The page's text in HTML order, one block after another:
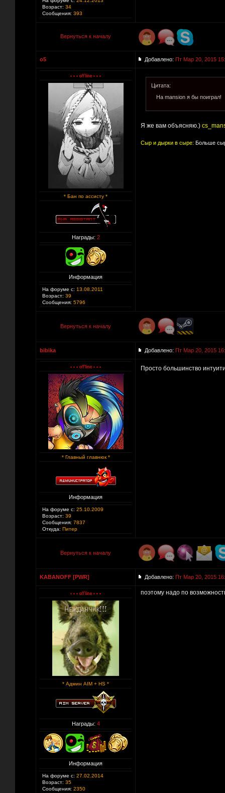
Возраст: 34
Сообщения: 393
Вернуться к началу
o5 Добавлено: Пт Мар 20, 2015
* Бан по ассисту *
Награды: 2
Информация
На форуме с: 13.08.2011
Возраст: 39
Сообщения: 5796
Цитата:
На mansion я бы поиграл!
Я же вам объясняю.)
Сыр и дырки в сыре: Больше
Вернуться к началу
bibika Добавлено: Пт Мар 20, 2015
* Главный главнюк *
Информация
На форуме с: 25.10.2009
Возраст: 39
Сообщения: 7837
Откуда: Питер
Просто большинство
Вернуться к началу
KABANOFF [PWR] Добавлено: Пт Мар 20, 2015
* Админ AIM + HS *
Награды: 4
Информация
На форуме с: 27.02.2014
Возраст: 35
Сообщения: 2350
поэтому надо по